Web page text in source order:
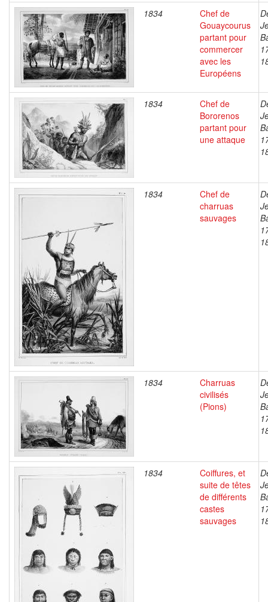
1834
Chef de
Gouaycourus
partant pour
commercer
avec les
Européens
1834
Chef de
Bororenos
partant pour
une attaque
1834
Chef de
charruas
sauvages
1834
Charruas
civilisés
(Pions)
1834
Coiffures, et
suite de têtes
de différents
castes
sauvages